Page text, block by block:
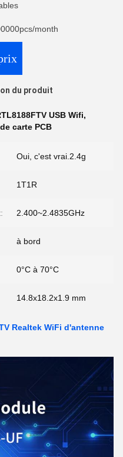
month
du produit
USB Wifi,
carte PCB
Oui, c'est vrai.2.4g
1T1R
2.400~2.4835GHz
à bord
0°C à 70°C
14.8x18.2x1.9 mm
Realtek WiFi d'antenne